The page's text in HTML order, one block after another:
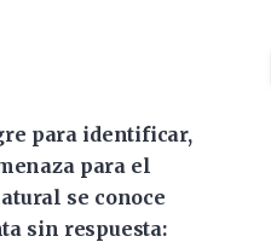
para identificar,
para el
se conoce
sin respuesta: